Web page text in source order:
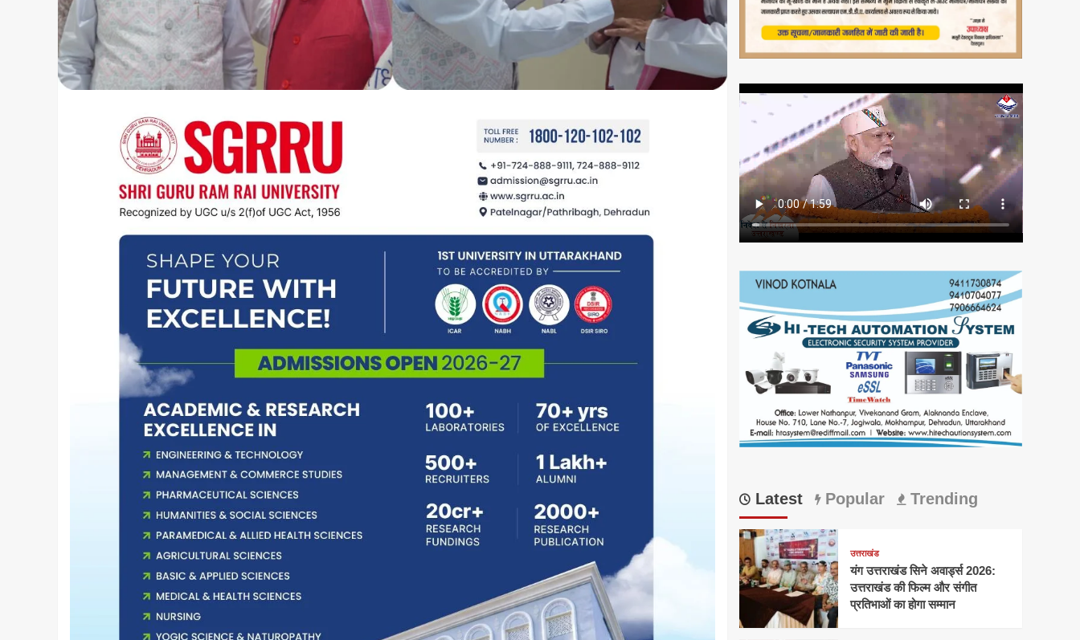
Latest Popular Trending
उत्तराखंड
यंग उत्तराखंड सिने अवार्ड्स 2026:
उत्तराखंड की फिल्म और संगीत
प्रतिभाओं का होगा सम्मान